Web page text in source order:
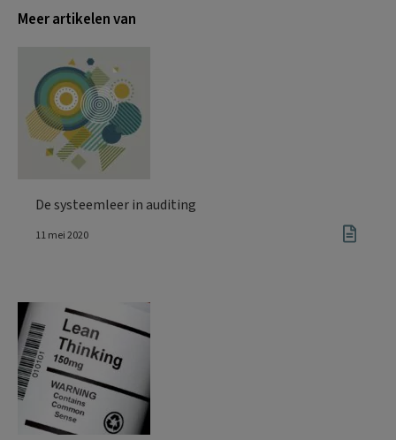
Meer artikelen van
De systeemleer in auditing
11 mei 2020